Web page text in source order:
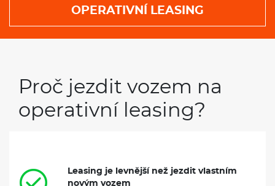
OPERATIVNÍ LEASING
Proč jezdit vozem na
operativní leasing?
Leasing je levnější než jezdit vlastním
novým vozem